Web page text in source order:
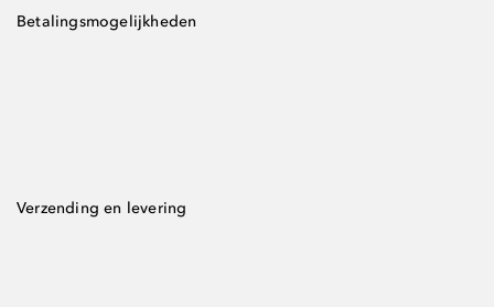
Betalingsmogelijkheden
Verzending en levering